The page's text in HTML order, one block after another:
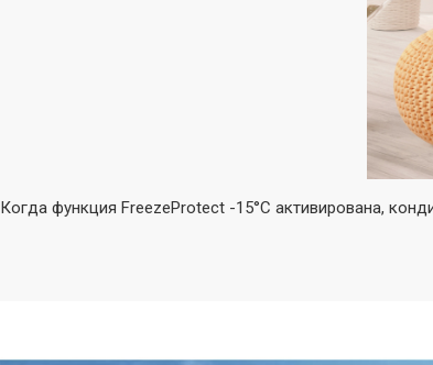
Когда функция FreezeProtect -15°C активирована,